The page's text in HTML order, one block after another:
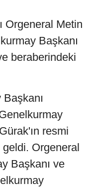
Orgeneral Metin
Başkanı
beraberindeki
resmi
Orgeneral
Başkanı ve